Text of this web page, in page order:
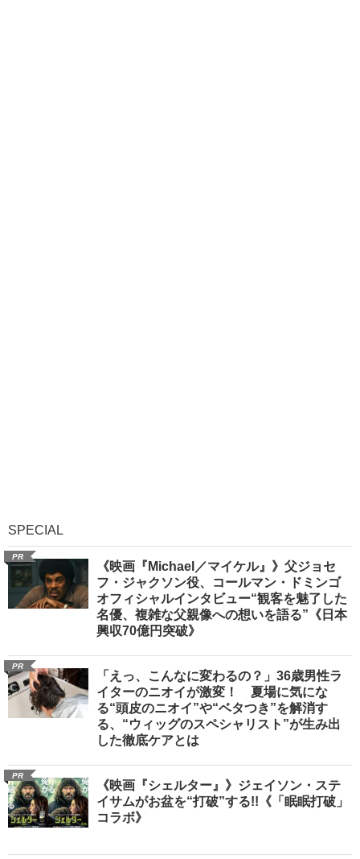
SPECIAL
PR
《映画『Michael／マイケル』》父ジョセ
フ・ジャクソン役、コールマン・ドミンゴ
オフィシャルインタビュー“観客を魅了した
名優、複雑な父親像への想いを語る”《日本
興収70億円突破》
PR
「えっ、こんなに変わるの？」36歳男性ラ
イターのニオイが激変！ 夏場に気にな
る“頭皮のニオイ”や“ベタつき”を解消す
る、“ウィッグのスペシャリスト”が生み出
した徹底ケアとは
PR
《映画『シェルター』》ジェイソン・ステ
イサムがお盆を“打破”する!!《「眠眠打破」
コラボ》